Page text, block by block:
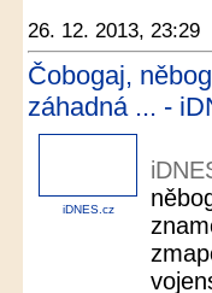
26. 12. 2013, 23:29
Čobogaj,
záhadná ... -
iDNES.cz